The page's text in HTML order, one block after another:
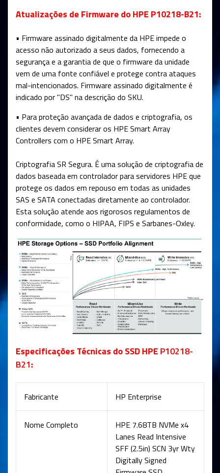
Atualizações de Firmware do HPE P10218-B21:
• Firmware assinado digitalmente da HPE impede o
acesso não autorizado a seus dados, fornecendo a
segurança e a garantia de que o firmware da unidade
vem de uma fonte confiável e protege contra ataques
mal-intencionados. Firmware assinado digitalmente é
indicado por "DS" na descrição do SKU.
• Para proteção avançada de dados e criptografia, os
clientes devem considerar os HPE Smart Array
Controllers com o HPE Smart Array.
Criptografia SR Segura. É uma solução de criptografia de
dados baseada em controlador para servidores HPE que
protege os dados em repouso em todas as unidades
SAS e SATA conectadas diretamente ao controlador.
Esta solução atende aos rigorosos regulamentos de
conformidade, como o HIPAA, FIPS e Sarbanes-Oxley.
Especificações Técnicas do SSD HPE P10218-
B21:
Fabricante HP Enterprise
Nome Completo
HPE 7.68TB NVMe x4
Lanes Read Intensive
SFF (2.5in) SCN 3yr Wty
Digitally Signed